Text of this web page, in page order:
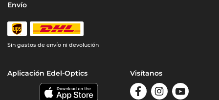
Envío
Sin gastos de envío ni devolución
Aplicación Edel-Optics Visítanos